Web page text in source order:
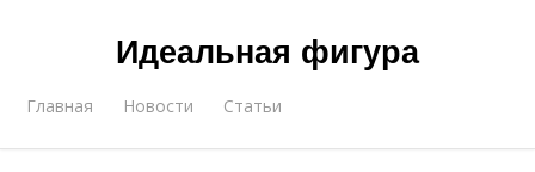
Идеальная фигура
Главная Новости Статьи